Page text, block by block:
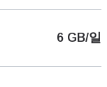
6 GB/일